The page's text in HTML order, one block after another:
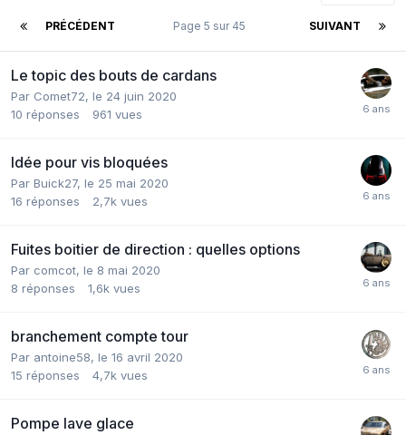
PRÉCÉDENT SUIVANT
Page 5 sur 45
Le topic des bouts de cardans
Par Comet72, le 24 juin 2020
10 réponses 961 vues
Idée pour vis bloquées
Par Buick27, le 25 mai 2020
16 réponses 2,7k vues
Fuites boitier de direction : quelles options
Par comcot, le 8 mai 2020
8 réponses 1,6k vues
branchement compte tour
Par antoine58, le 16 avril 2020
15 réponses 4,7k vues
Pompe lave glace